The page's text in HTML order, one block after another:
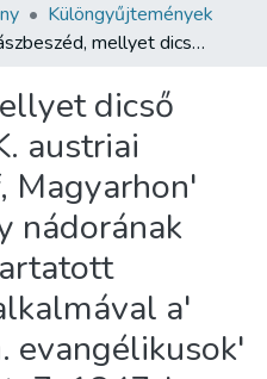
Különgyűjtemények
Gyászbeszéd, mellyet dicső emlékezetű Cs. K. austriai főherczeg József, Magyarhon' félszázados nagy nádorának végtiszteletére tartatott gyászünnepély alkalmával a' kecskeméti ág. h. evangélikusok' imaházában Mart. 7. 1847-ben mondott Torkos Károly
dicső
austriai
Magyarhon'
nádorának
a'
evangélikusok'